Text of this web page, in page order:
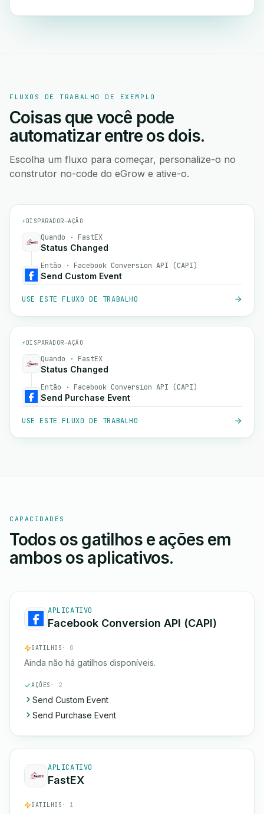
FLUXOS DE TRABALHO DE EXEMPLO
Coisas que você pode
automatizar entre os dois.
Escolha um fluxo para começar, personalize-o no
construtor no-code do eGrow e ative-o.
⚡ DISPARADOR→AÇÃO
Quando · FastEX
Status Changed
Então · Facebook Conversion API (CAPI)
Send Custom Event
USE ESTE FLUXO DE TRABALHO
⚡ DISPARADOR→AÇÃO
Quando · FastEX
Status Changed
Então · Facebook Conversion API (CAPI)
Send Purchase Event
USE ESTE FLUXO DE TRABALHO
CAPACIDADES
Todos os gatilhos e ações em
ambos os aplicativos.
APLICATIVO
Facebook Conversion API (CAPI)
GATILHOS · 0
Ainda não há gatilhos disponíveis.
AÇÕES · 2
Send Custom Event
Send Purchase Event
APLICATIVO
FastEX
GATILHOS · 1